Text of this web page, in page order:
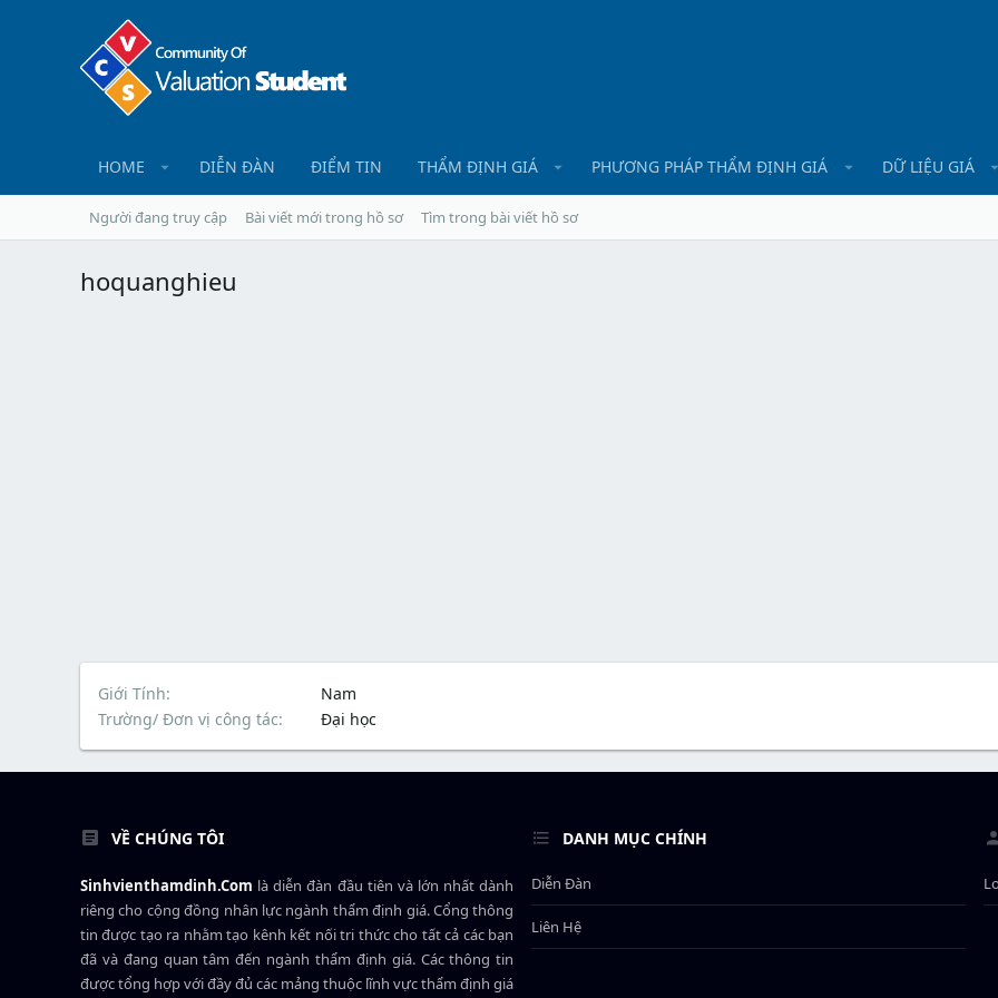
HOME DIỄN ĐÀN ĐIỂM TIN THẨM ĐỊNH GIÁ PHƯƠNG PHÁP THẨM ĐỊNH GIÁ DỮ LIỆU GIÁ
Người đang truy cập Bài viết mới trong hồ sơ Tìm trong bài viết hồ sơ
hoquanghieu
Giới Tính
Nam
Trường/ Đơn vị công tác
Đại học
VỀ CHÚNG TÔI
Sinhvienthamdinh.Com là diễn đàn đầu tiên và lớn nhất dành
riêng cho cộng đồng nhân lực ngành thẩm định giá. Cổng thông
tin được tạo ra nhằm tạo kênh kết nối tri thức cho tất cả các bạn
đã và đang quan tâm đến ngành thẩm định giá. Các thông tin
được tổng hợp với đầy đủ các mảng thuộc lĩnh vực thẩm định giá
DANH MỤC CHÍNH
Diễn Đàn
Liên Hệ